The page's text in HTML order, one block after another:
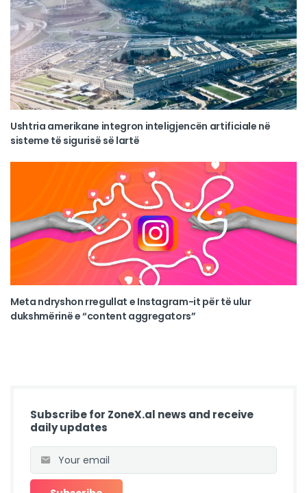
Ushtria amerikane integron inteligjencën artificiale në
sisteme të sigurisë së lartë
Meta ndryshon rregullat e Instagram-it për të ulur
dukshmërinë e “content aggregators”
Subscribe for ZoneX.al news and receive
daily updates